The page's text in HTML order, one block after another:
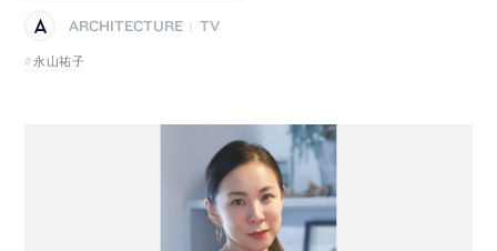
ARCHITECTURE
TV
永山祐子